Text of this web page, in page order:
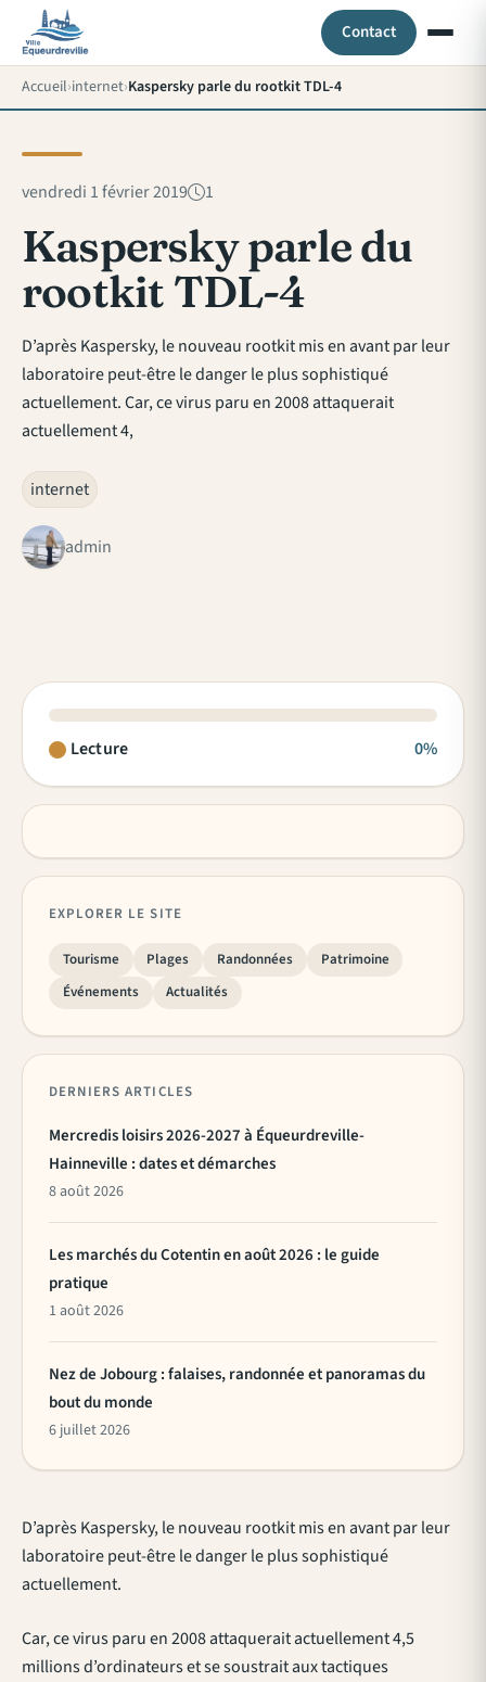
Contact
Accueil internet Kaspersky parle du rootkit TDL-4
vendredi 1 février 2019 1
Kaspersky parle du
rootkit TDL-4
D’après Kaspersky, le nouveau rootkit mis en avant par leur
laboratoire peut-être le danger le plus sophistiqué
actuellement. Car, ce virus paru en 2008 attaquerait
actuellement 4,
internet
admin
D’après Kaspersky, le nouveau rootkit mis en avant par leur
laboratoire peut-être le danger le plus sophistiqué
actuellement.
Car, ce virus paru en 2008 attaquerait actuellement 4,5
millions d’ordinateurs et se soustrait aux tactiques
Lecture 0%
EXPLORER LE SITE
Tourisme Plages Randonnées
Patrimoine
Événements
Actualités
DERNIERS ARTICLES
Mercredis loisirs 2026-2027 à Équeurdreville-
Hainneville : dates et démarches
8 août 2026
Les marchés du Cotentin en août 2026 : le guide
pratique
1 août 2026
Nez de Jobourg : falaises, randonnée et panoramas du
bout du monde
6 juillet 2026